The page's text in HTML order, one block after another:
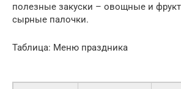
полезные закуски – овощные и
сырные палочки.
Таблица: Меню праздника